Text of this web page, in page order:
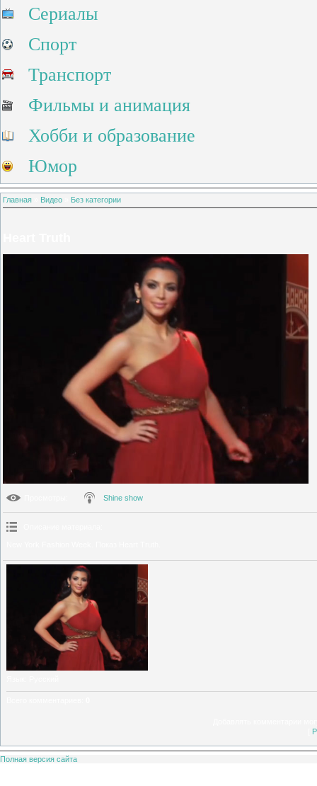
Сериалы
Спорт
Транспорт
Фильмы и анимация
Хобби и образование
Юмор
Главная Видео Без категории
Shine show
Полная версия сайта